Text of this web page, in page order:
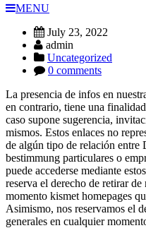
MENU
July 23, 2022
admin
Uncategorized
0 comments
La presencia de infos en
en contrario, tiene una
caso supone sugerencia,
mismos. Estos enlaces no
de algún tipo de relación
bestimmung particulares o
puede accederse mediante
reserva el derecho de retirar
momento kismet homepages
Asimismo, nos reservamos el
generales en cualquier